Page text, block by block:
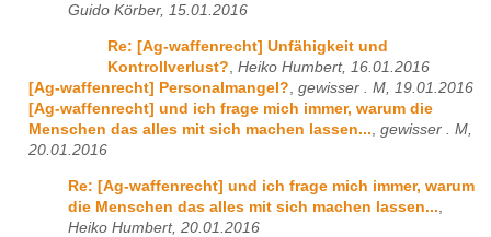
Guido Körber, 15.01.2016
Re: [Ag-waffenrecht] Unfähigkeit und
Kontrollverlust? Heiko Humbert, 16.01.2016
[Ag-waffenrecht] Personalmangel? gewisser . M, 19.01.2016
[Ag-waffenrecht] und ich frage mich immer, warum die
Menschen das alles mit sich machen lassen... gewisser . M,
20.01.2016
Re: [Ag-waffenrecht] und ich frage mich immer, warum
die Menschen das alles mit sich machen lassen...
Heiko Humbert, 20.01.2016